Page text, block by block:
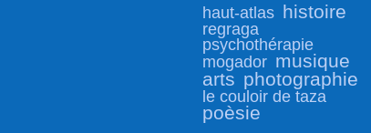
haut-atlas histoire
regraga
psychothérapie
mogador musique
arts photographie
le couloir de taza
poèsie